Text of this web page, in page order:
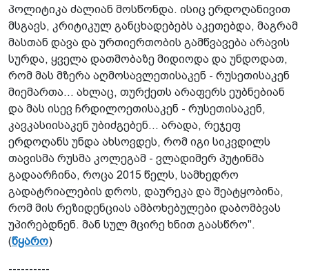
პოლიტიკა ძალიან მოსწონდა. ისიც ერდოღანივით
მსგავს, კრიტიკულ განცხადებებს აკეთებდა, მაგრამ
მასთან დავა და ურთიერთობის გამწვავება არავის
სურდა, ყველა დათმობაზე მიდიოდა და უნდოდათ,
რომ მას მზერა აღმოსავლეთისაკენ - რუსეთისაკენ
მიემართა... ახლაც, თურქეთს არაფერს ეუბნებიან
და მას ისევ ჩრდილოეთისაკენ - რუსეთისაკენ,
კავკასიისაკენ უბიძგებენ... არადა, რეჯეფ
ერდოღანს უნდა ახსოვდეს, რომ იგი სიკვდილს
თავისმა რუსმა კოლეგამ - ვლადიმერ პუტინმა
გადაარჩინა, როცა 2015 წელს, სამხედრო
გადატრიალების დროს, დაურეკა და შეატყობინა,
რომ მის რეზიდენციას ამბოხებულები დაბომბვას
უპირებდნენ. მან სულ მცირე ხნით გაასწრო".
(წყარო)
----------